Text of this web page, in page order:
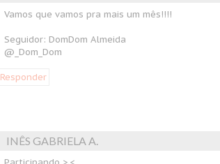
Vamos que vamos pra mais um mês!!!!
Seguidor: DomDom Almeida
@_Dom_Dom
Responder
INÊS GABRIELA A.